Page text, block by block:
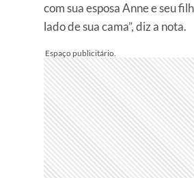
com sua esposa Anne e seu
lado de sua cama”, diz a nota.